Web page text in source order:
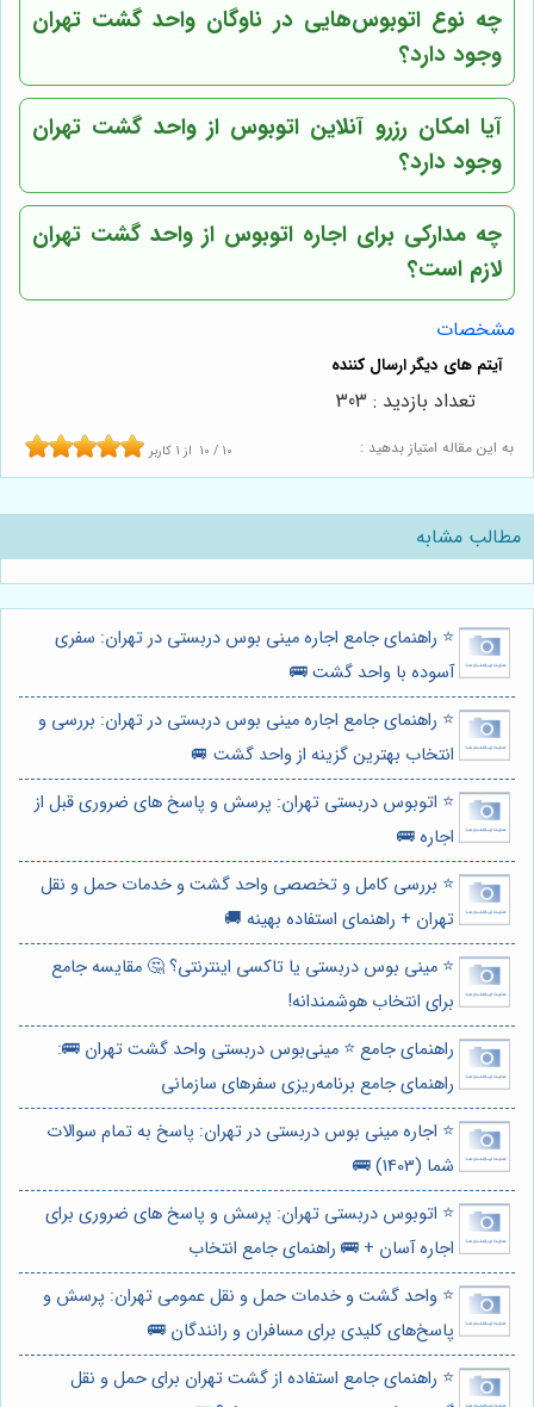
چه نوع اتوبوس‌هایی در ناوگان واحد گشت تهران
وجود دارد؟
آیا امکان رزرو آنلاین اتوبوس از واحد گشت تهران
وجود دارد؟
چه مدارکی برای اجاره اتوبوس از واحد گشت تهران
لازم است؟
مشخصات
به این مقاله امتیاز بدهید : 10 / 10 از 1 کاربر
تعداد بازدید : 303
مطالب مشابه
⭐️ راهنمای جامع اجاره مینی بوس دربستی در تهران: سفری
آسوده با واحد گشت 🚌
⭐️ راهنمای جامع اجاره مینی بوس دربستی در تهران: بررسی و
انتخاب بهترین گزینه از واحد گشت 🚐
⭐️ اتوبوس دربستی تهران: پرسش و پاسخ های ضروری قبل از
اجاره 🚌
⭐️ بررسی کامل و تخصصی واحد گشت و خدمات حمل و نقل
تهران + راهنمای استفاده بهینه 🚚
⭐️ مینی بوس دربستی یا تاکسی اینترنتی؟ 🤔 مقایسه جامع
برای انتخاب هوشمندانه!
راهنمای جامع ⭐️ مینی‌بوس دربستی واحد گشت تهران 🚌:
راهنمای جامع برنامه‌ریزی سفرهای سازمانی
⭐️ اجاره مینی بوس دربستی در تهران: پاسخ به تمام سوالات
شما (1403) 🚌
⭐️ اتوبوس دربستی تهران: پرسش و پاسخ های ضروری برای
اجاره آسان + 🚌 راهنمای جامع انتخاب
⭐️ واحد گشت و خدمات حمل و نقل عمومی تهران: پرسش و
پاسخ‌های کلیدی برای مسافران و رانندگان 🚌
⭐️ راهنمای جامع استفاده از گشت تهران برای حمل و نقل